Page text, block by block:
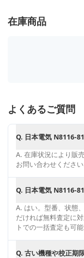
在庫商品
よくあるご質問
Q. 日本電気 N8116-
A. 在庫状況により販
お問い合わせください
Q. 日本電気 N8116-
A. はい。型番、状態
だければ無料査定に
トでの一括査定も可能
Q. 古い機種や校正期